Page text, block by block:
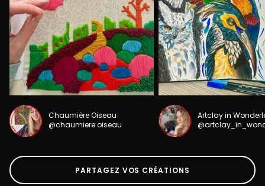
Chaumière Oiseau
@chaumiere.oiseau
Artclay in
PARTAGEZ VOS CRÉATIONS